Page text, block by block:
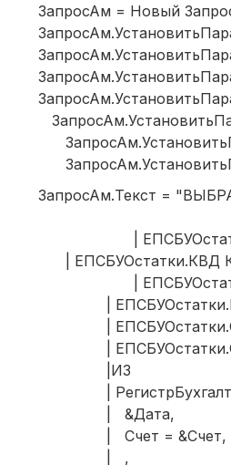
ЗапросАм = Новый
ЗапросАм.Текст =
|
| ЕПСБУОстатки.КВД
|
|
|
|
|ИЗ
|
| &Дата,
| Счет = &Счет,
| ,